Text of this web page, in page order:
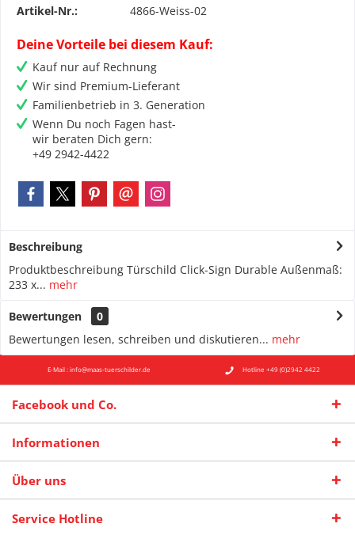
Artikel-Nr.: 4866-Weiss-02
Deine Vorteile bei diesem Kauf:
Kauf nur auf Rechnung
Wir sind Premium-Lieferant
Familienbetrieb in 3. Generation
Wenn Du noch Fagen hast-
wir beraten Dich gern:
+49 2942-4422
Beschreibung
Produktbeschreibung Türschild Click-Sign Durable Außenmaß:
233 x... mehr
Bewertungen
0
Bewertungen lesen, schreiben und diskutieren... mehr
E-Mail : info@maas-tuerschilder.de Hotline +49 (0)2942 4422
Facebook und Co.
Informationen
Über uns
Service Hotline